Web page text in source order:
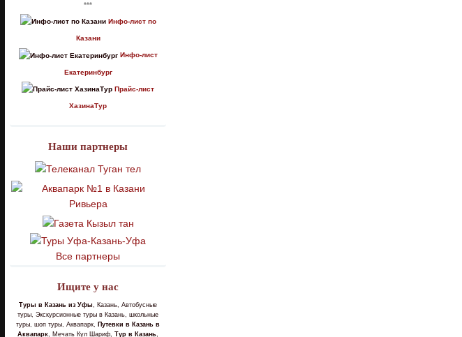
***
Инфо-лист по
Казани
Инфо-лист
Екатеринбург
Прайс-лист
ХазинаТур
Наши партнеры
Все партнеры
Ищите у нас
Туры в Казань из Уфы, Казань, Автобусные
туры, Экскурсионные туры в Казань, школьные
туры, шоп туры, Аквапарк, Путевки в Казань в
Аквапарк, Мечать Кул Шариф, Тур в Казань,